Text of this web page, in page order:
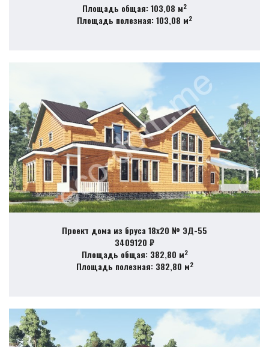
Площадь общая: 103,08 м2
Площадь полезная: 103,08 м2
Проект дома из бруса 18х20 № ЭД-55
3409120 ₽
Площадь общая: 382,80 м2
Площадь полезная: 382,80 м2